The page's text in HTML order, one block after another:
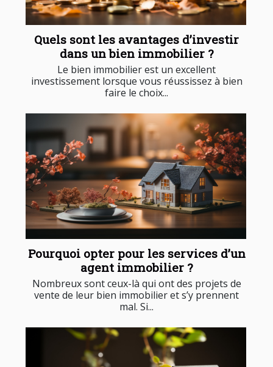
Quels sont les avantages d’investir
dans un bien immobilier ?
Le bien immobilier est un excellent
investissement lorsque vous réussissez à bien
faire le choix...
Pourquoi opter pour les services d’un
agent immobilier ?
Nombreux sont ceux-là qui ont des projets de
vente de leur bien immobilier et s’y prennent
mal. Si...